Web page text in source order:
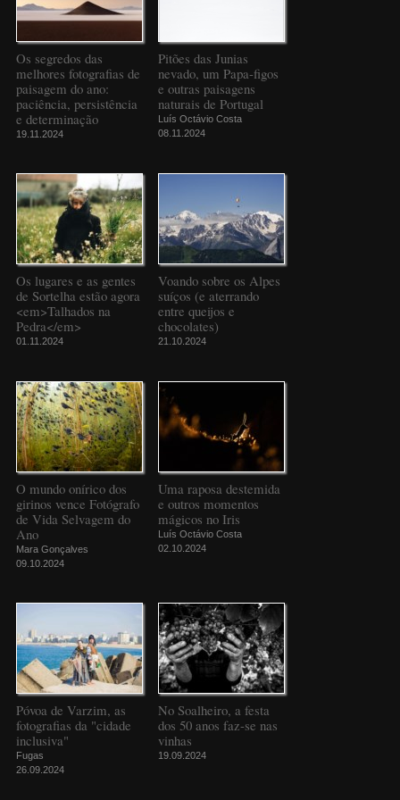
Os segredos das
melhores fotografias de
paisagem do ano:
paciência, persistência
e determinação
19.11.2024
Pitões das Junias
nevado, um Papa-figos
e outras paisagens
naturais de Portugal
Luís Octávio Costa
08.11.2024
Os lugares e as gentes
de Sortelha estão agora
<em>Talhados na
Pedra</em>
01.11.2024
Voando sobre os Alpes
suíços (e aterrando
entre queijos e
chocolates)
21.10.2024
O mundo onírico dos
girinos vence Fotógrafo
de Vida Selvagem do
Ano
Mara Gonçalves
09.10.2024
Uma raposa destemida
e outros momentos
mágicos no Iris
Luís Octávio Costa
02.10.2024
Póvoa de Varzim, as
fotografias da "cidade
inclusiva"
Fugas
26.09.2024
No Soalheiro, a festa
dos 50 anos faz-se nas
vinhas
19.09.2024